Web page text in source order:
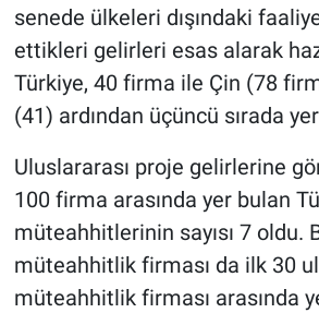
senede ülkeleri dışındaki
ettikleri gelirleri esas alarak
Türkiye, 40 firma ile Çin (78
(41) ardından üçüncü sırada
Uluslararası proje gelirlerine
100 firma arasında yer bulan
müteahhitlerinin sayısı 7 oldu.
müteahhitlik firması da ilk 30
müteahhitlik firması arasında